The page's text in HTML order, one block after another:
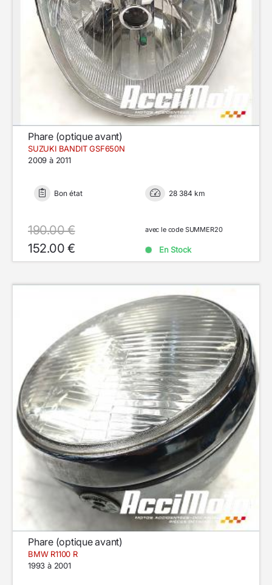
Phare (optique avant)
SUZUKI BANDIT GSF650N
2009 à 2011
Bon état 28 384 km
190.00 €
152.00 €
avec le code SUMMER20
En Stock
Phare (optique avant)
BMW R1100 R
1993 à 2001